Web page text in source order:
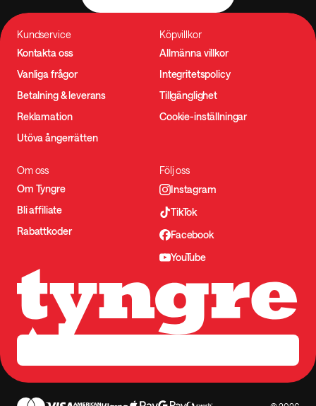
Kundservice
Kontakta oss
Vanliga frågor
Betalning & leverans
Reklamation
Utöva ångerrätten
Köpvillkor
Allmänna villkor
Integritetspolicy
Tillgänglighet
Cookie-inställningar
Om oss
Om Tyngre
Bli affiliate
Rabattkoder
Följ oss
Instagram
TikTok
Facebook
YouTube